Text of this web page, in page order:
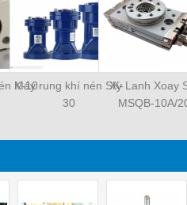
K-10
Máy rung khí nén SK-
30
Xy Lanh Xoay
MSQB-10A/